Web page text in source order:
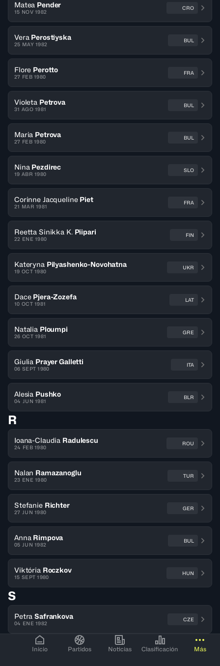
Inicio Partidos Noticias Clasificación Más
Matea Pender
15 NOV 1982
CRO
Vera Perostiyska
25 MAY 1982
BUL
Flore Perotto
27 FEB 1980
FRA
Violeta Petrova
31 AGO 1981
BUL
Maria Petrova
27 FEB 1980
BUL
Nina Pezdirec
19 ABR 1980
SLO
Corinne Jacqueline Piet
21 MAR 1981
FRA
Reetta Sinikka K. Piipari
22 ENE 1980
FIN
Kateryna Pilyashenko-Novohatna
19 OCT 1980
UKR
Dace Pjera-Zozefa
10 OCT 1981
LAT
Natalia Ploumpi
26 OCT 1981
GRE
Giulia Prayer Galletti
06 SEPT 1980
ITA
Alesia Pushko
04 JUN 1981
BLR
R
Ioana-Claudia Radulescu
24 FEB 1980
ROU
Nalan Ramazanoglu
23 ENE 1980
TUR
Stefanie Richter
27 JUN 1980
GER
Anna Rimpova
05 JUN 1982
BUL
Viktória Roczkov
15 SEPT 1980
HUN
S
Petra Safrankova
04 ENE 1982
CZE
Sivan Samarli